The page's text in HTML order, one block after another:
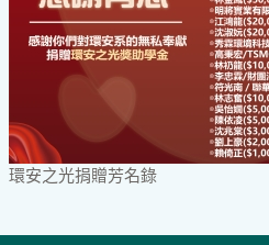
環安之光捐贈芳名錄